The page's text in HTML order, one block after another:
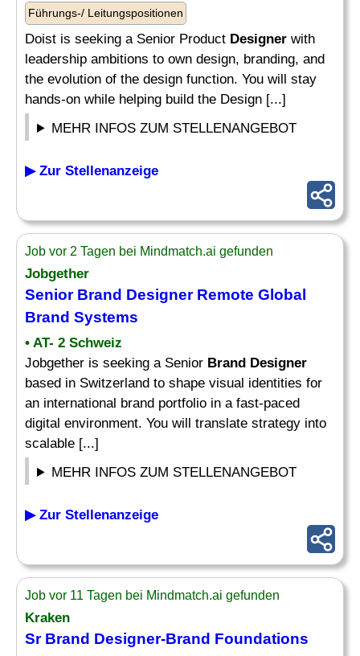
Führungs-/ Leitungspositionen
Doist is seeking a Senior Product Designer with
leadership ambitions to own design, branding, and
the evolution of the design function. You will stay
hands-on while helping build the Design [...]
MEHR INFOS ZUM STELLENANGEBOT
▶ Zur Stellenanzeige
Job vor 2 Tagen bei Mindmatch.ai gefunden
Jobgether
Senior Brand DesignerRemote Global
Brand Systems
• AT- 2 Schweiz
Jobgether is seeking a Senior Brand Designer
based in Switzerland to shape visual identities for
an international brand portfolio in a fast-paced
digital environment. You will translate strategy into
scalable [...]
MEHR INFOS ZUM STELLENANGEBOT
▶ Zur Stellenanzeige
Job vor 11 Tagen bei Mindmatch.ai gefunden
Kraken
Sr Brand Designer-Brand Foundations